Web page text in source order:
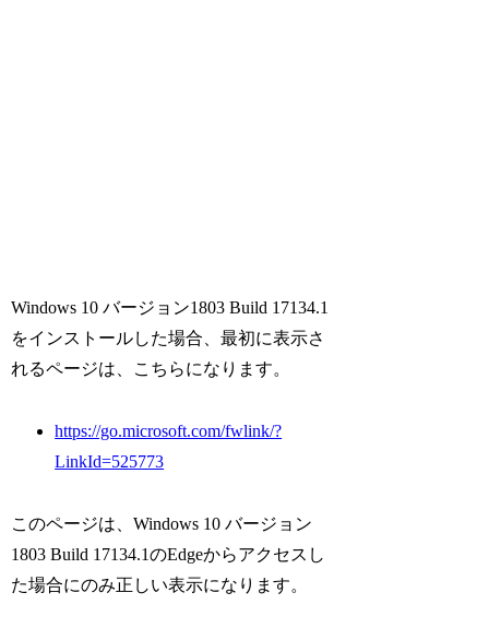
Windows 10 バージョン1803 Build 17134.1
をインストールした場合、最初に表示さ
れるページは、こちらになります。
https://go.microsoft.com/fwlink/?
LinkId=525773
このページは、Windows 10 バージョン
1803 Build 17134.1のEdgeからアクセスし
た場合にのみ正しい表示になります。